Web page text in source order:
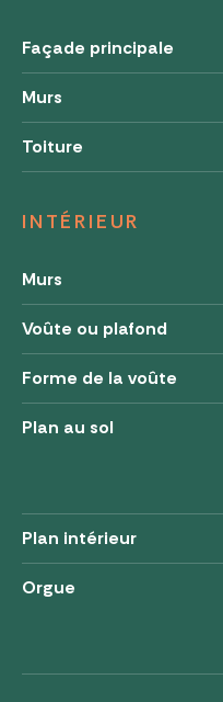
Façade principale
Murs
Toiture
INTÉRIEUR
Murs
Voûte ou plafond
Forme de la voûte
Plan au sol
Plan intérieur
Orgue